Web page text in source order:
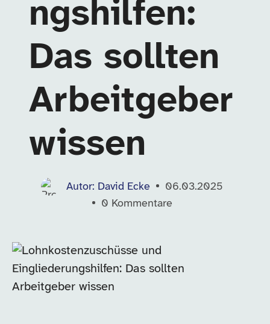
ngshilfen:
Das sollten
Arbeitgeber
wissen
Autor: David Ecke
06.03.2025
0 Kommentare